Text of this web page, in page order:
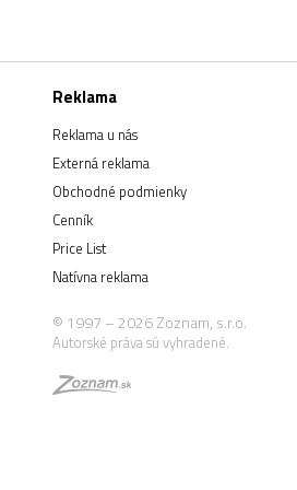
Reklama
Reklama u nás
Externá reklama
Obchodné podmienky
Cenník
Price List
Natívna reklama
© 1997 – 2026 Zoznam, s.r.o.
Autorské práva sú vyhradené.